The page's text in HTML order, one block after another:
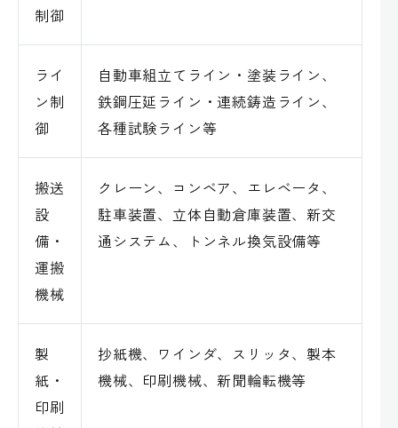
制御
ライ
ン制
御
自動車組立てライン・塗装ライン、
鉄鋼圧延ライン・連続鋳造ライン、
各種試験ライン等
搬送
設
備・
運搬
機械
クレーン、コンベア、エレベータ、
駐車装置、立体自動倉庫装置、新交
通システム、トンネル換気設備等
製
紙・
印刷
抄紙機、ワインダ、スリッタ、製本
機械、印刷機械、新聞輪転機等